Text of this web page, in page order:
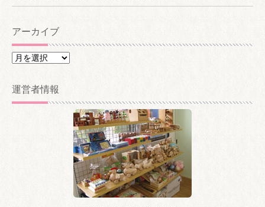
アーカイブ
ア
カ
イ
運営者情報